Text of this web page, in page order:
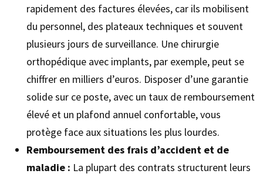
rapidement des factures élevées, car ils mobilisent
du personnel, des plateaux techniques et souvent
plusieurs jours de surveillance. Une chirurgie
orthopédique avec implants, par exemple, peut se
chiffrer en milliers d’euros. Disposer d’une garantie
solide sur ce poste, avec un taux de remboursement
élevé et un plafond annuel confortable, vous
protège face aux situations les plus lourdes.
Remboursement des frais d’accident et de
maladie : La plupart des contrats structurent leurs